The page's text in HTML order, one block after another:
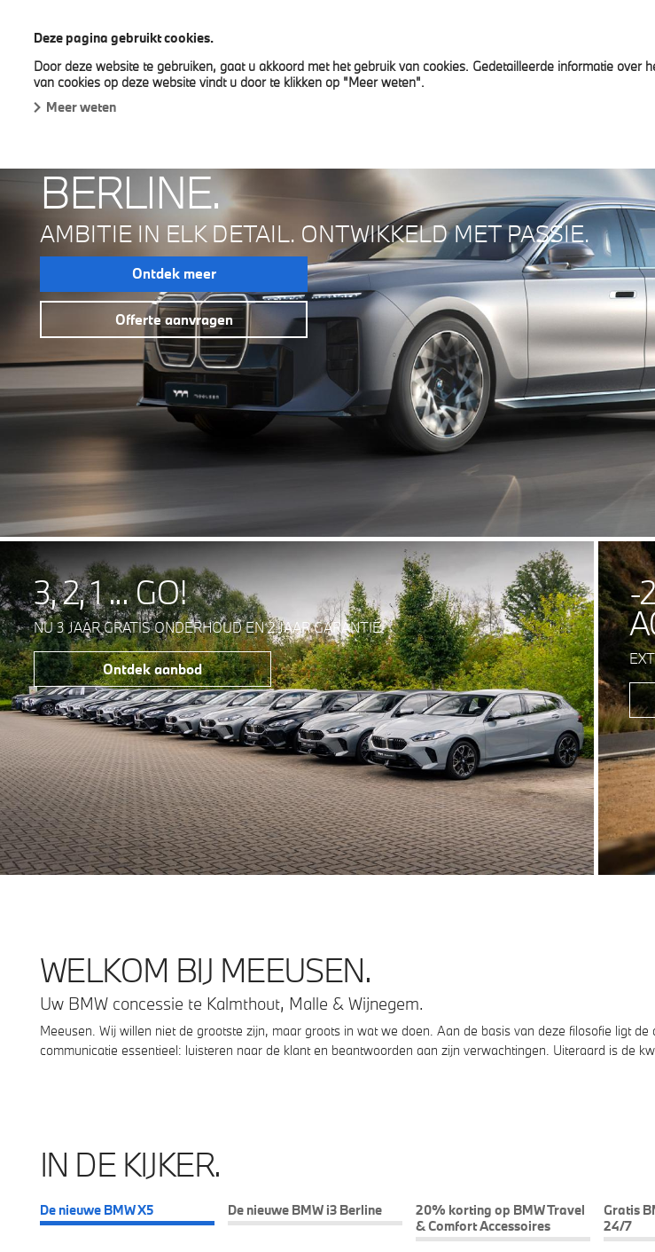
Deze pagina gebruikt cookies.
Door deze website te gebruiken, gaat u akkoord met het gebruik van cookies. Gedetailleerde informatie over
van cookies op deze website vindt u door te klikken op "Meer weten".
Meer weten
Nieuwe wagens Snel leverbare wagens Naverkoop BMW Financial Services
BMW Meeusen
BERLINE.
AMBITIE IN ELK DETAIL. ONTWIKKELD MET PASSIE.
Ontdek meer
Offerte aanvragen
3, 2, 1 ... GO!
NU 3 JAAR GRATIS ONDERHOUD EN 2 JAAR GARANTIE.
Ontdek aanbod
-
WELKOM BIJ MEEUSEN.
Uw BMW concessie te Kalmthout, Malle & Wijnegem.
Meeusen. Wij willen niet de grootste zijn, maar groots in wat we doen. Aan de basis van deze filosofie ligt
communicatie essentieel: luisteren naar de klant en beantwoorden aan zijn verwachtingen. Uiteraard is de
IN DE KIJKER.
De nieuwe BMW X5 De nieuwe BMW i3 Berline
20% korting op BMW Travel
& Comfort Accessoires
Gratis
24/7